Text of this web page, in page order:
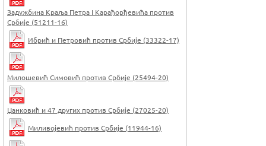
Задужбина Краља Петра I Карађорђевића против
Србије (51211-16)
Ибрић и Петровић против Србије (33322-17)
Милошевић Симовић против Србије (25494-20)
Џанковић и 47 других против Србије (27025-20)
Миливојевић против Србије (11944-16)